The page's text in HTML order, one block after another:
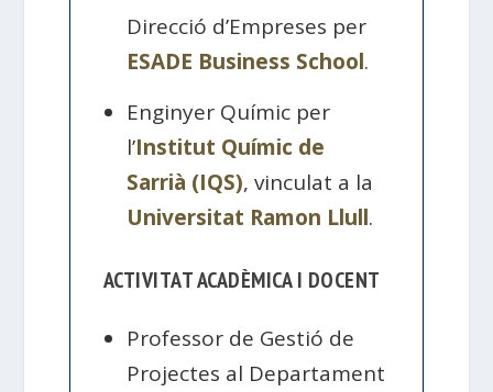
Direcció d’Empreses per
ESADE Business School.
Enginyer Químic per
l’Institut Químic de
Sarrià (IQS), vinculat a la
Universitat Ramon Llull.
ACTIVITAT ACADÈMICA I DOCENT
Professor de Gestió de
Projectes al Departament